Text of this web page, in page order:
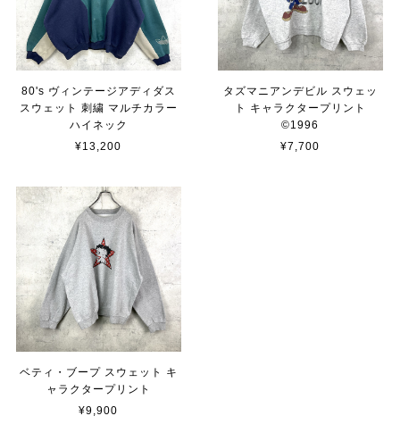
80's ヴィンテージアディダス
スウェット 刺繍 マルチカラー
ハイネック
¥13,200
タズマニアンデビル スウェッ
ト キャラクタープリント
©︎1996
¥7,700
ベティ・ブープ スウェット キ
ャラクタープリント
¥9,900